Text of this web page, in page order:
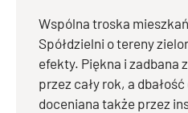
Wspólna troska
Spółdzielni o tereny
efekty. Piękna i zadbana
przez cały rok, a
doceniana także przez